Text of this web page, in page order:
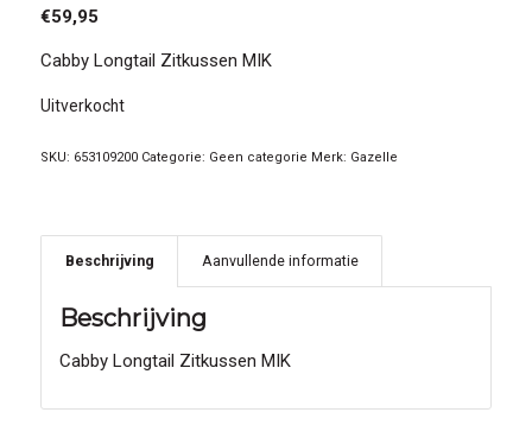
€59,95
Cabby Longtail Zitkussen MIK
Uitverkocht
SKU: 653109200 Categorie: Geen categorie Merk: Gazelle
Beschrijving Aanvullende informatie
Beschrijving
Cabby Longtail Zitkussen MIK